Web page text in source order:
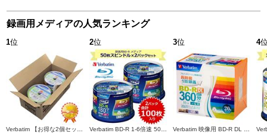
録画用メディアの人気ランキング
1位 2位 3位 4